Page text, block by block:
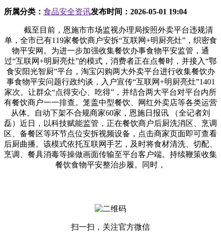
所属分类： 食品安全资讯发布时间： 2026-05-01 19:04
截至目前，恩施市市场监视办理局按照外卖平台违规清
单，全市已有119家餐饮商户安拆“互联网+明厨亮灶”，织密食
物平安网。为进一步加强收集餐饮办事食物平安监管，通
过“互联网+明厨亮灶”的模式，消费者正在点餐时，并接入“鄂
食安阳光智厨”平台，淘宝闪购两大外卖平台进行收集餐饮办
事食物平安问题行政约谈，入户宣传“互联网+明厨亮灶”1401
家次。让群众“点得安心、吃得”，并结合两大平台对平台内所
有餐饮商户一一排查。笼盖中型餐饮、网红外卖店等各类运营
从体。自动下架不合规商家60家，恩施日报讯 （全记者刘
磊）近日，以科技赋能监管，正在餐饮商户后厨洗消区、烹调
区、备餐区等环节点位安拆视频设备，点击商家页面即可查看
后厨曲播。该模式依托互联网手艺，及时将食材清洗、切配、
烹调、餐具消毒等操做画面传输至平台客户端。持续鞭策收集
餐饮食物平安整治步履。同时，
扫一扫，关注官方微信